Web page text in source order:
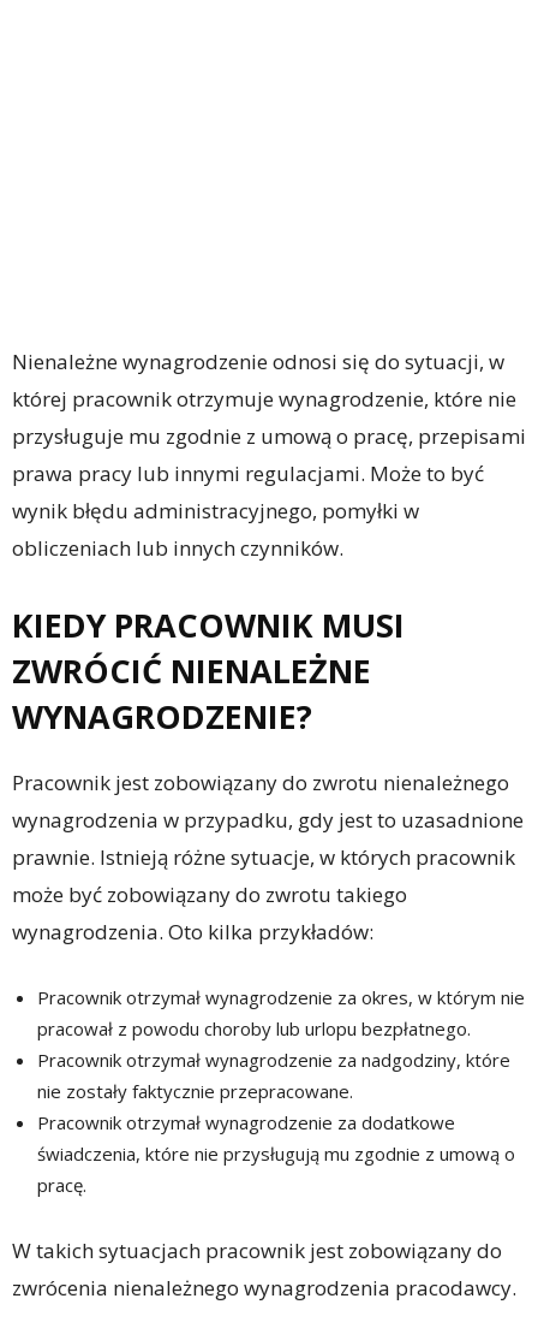
Nienależne wynagrodzenie odnosi się do sytuacji, w
której pracownik otrzymuje wynagrodzenie, które nie
przysługuje mu zgodnie z umową o pracę, przepisami
prawa pracy lub innymi regulacjami. Może to być
wynik błędu administracyjnego, pomyłki w
obliczeniach lub innych czynników.
KIEDY PRACOWNIK MUSI
ZWRÓCIĆ NIENALEŻNE
WYNAGRODZENIE?
Pracownik jest zobowiązany do zwrotu nienależnego
wynagrodzenia w przypadku, gdy jest to uzasadnione
prawnie. Istnieją różne sytuacje, w których pracownik
może być zobowiązany do zwrotu takiego
wynagrodzenia. Oto kilka przykładów:
Pracownik otrzymał wynagrodzenie za okres, w którym nie
pracował z powodu choroby lub urlopu bezpłatnego.
Pracownik otrzymał wynagrodzenie za nadgodziny, które
nie zostały faktycznie przepracowane.
Pracownik otrzymał wynagrodzenie za dodatkowe
świadczenia, które nie przysługują mu zgodnie z umową o
pracę.
W takich sytuacjach pracownik jest zobowiązany do
zwrócenia nienależnego wynagrodzenia pracodawcy.